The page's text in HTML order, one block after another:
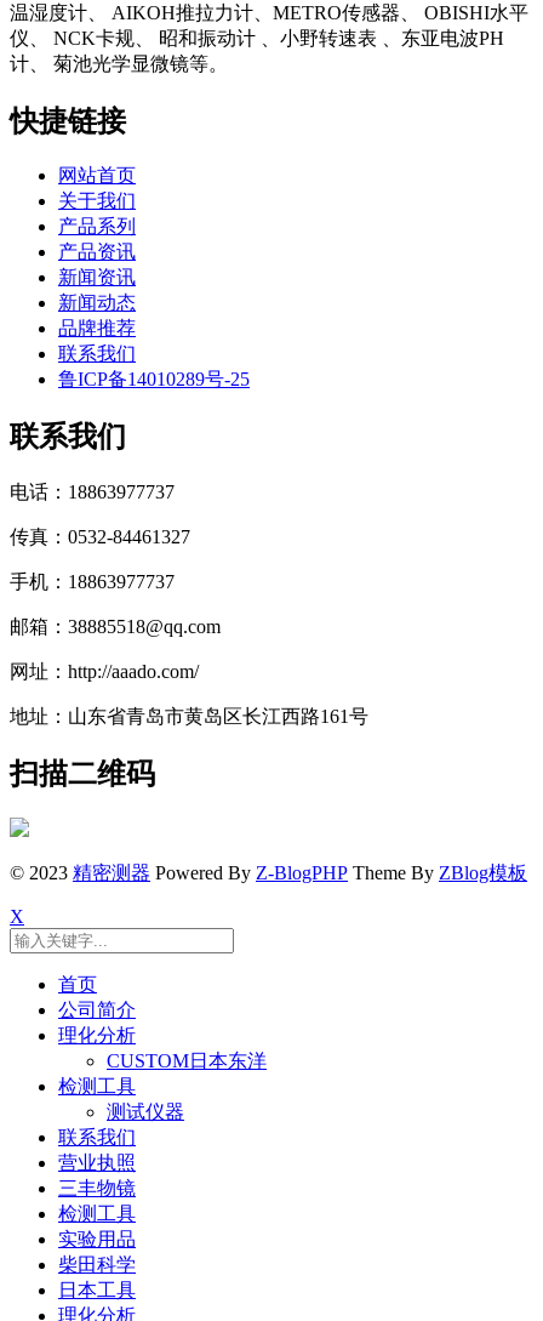
温湿度计、 AIKOH推拉力计、METRO传感器、 OBISHI水平
仪、 NCK卡规、 昭和振动计 、小野转速表 、东亚电波PH
计、 菊池光学显微镜等。
快捷链接
网站首页
关于我们
产品系列
产品资讯
新闻资讯
新闻动态
品牌推荐
联系我们
鲁ICP备14010289号-25
联系我们
电话：18863977737
传真：0532-84461327
手机：18863977737
邮箱：38885518@qq.com
网址：http://aaado.com/
地址：山东省青岛市黄岛区长江西路161号
扫描二维码
© 2023 精密测器 Powered By Z-BlogPHP Theme By ZBlog模板
X
首页
公司简介
理化分析
CUSTOM日本东洋
检测工具
测试仪器
联系我们
营业执照
三丰物镜
检测工具
实验用品
柴田科学
日本工具
理化分析